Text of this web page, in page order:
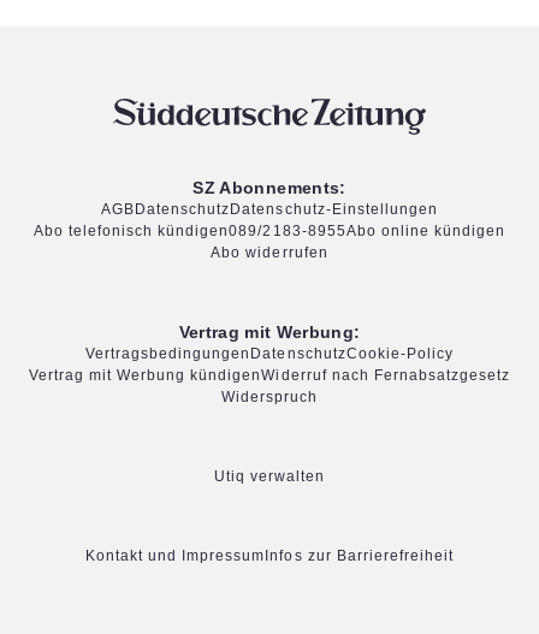
SZ Abonnements:
AGB Datenschutz Datenschutz-Einstellungen
Abo telefonisch kündigen089/2183-8955Abo online kündigen
Abo widerrufen
Vertrag mit Werbung:
Vertragsbedingungen DatenschutzCookie-Policy
Vertrag mit Werbung kündigenWiderruf nach Fernabsatzgesetz
Widerspruch
Utiq verwalten
Kontakt und Impressum Infos zur Barrierefreiheit